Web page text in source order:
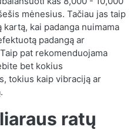
mėnesius. Tačiau jas taip
kai padanga nuimama
padangą ar
pat rekomenduojama
bet kokius
tokius kaip vibraciją ar
ratų